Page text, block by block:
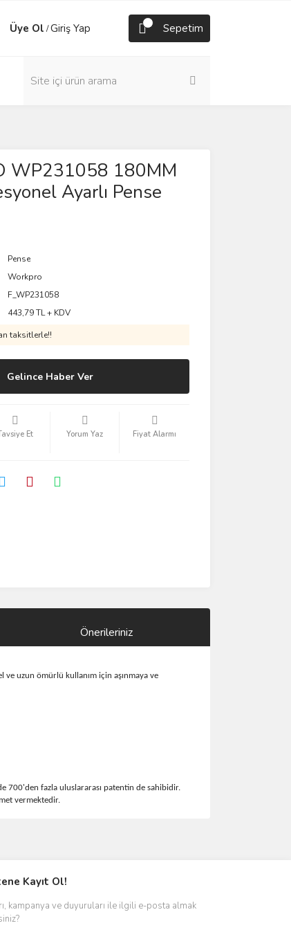
Üye Ol /Giriş Yap Sepetim
WP231058 180MM
Ayarlı Pense
Pense
Workpro
F_WP231058
443,79 TL + KDV
taksitlerle!!
Gelince Haber Ver
Et Yorum Yaz Fiyat Alarmı
Önerileriniz
ve uzun ömürlü kullanım için aşınmaya ve
700'den fazla uluslararası patentin de sahibidir.
vermektedir.
Kayıt Ol!
kampanya ve duyuruları ile ilgili e-posta almak